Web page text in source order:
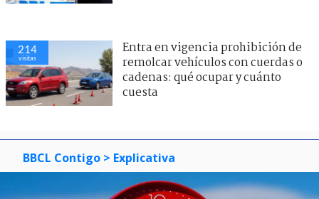
214
visitas
Entra en vigencia prohibición de
remolcar vehículos con cuerdas o
cadenas: qué ocupar y cuánto
cuesta
BBCL Contigo > Explicativa